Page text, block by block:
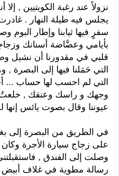
نزولاً عند رغبة الكويتيين ,
يجلس فيه طيلة النهار .
سفرٍ فيها ثيابنا وإطار البوم
بأيامي وعضَّاضة أسنانك
قلبي في مقدورنا أن نشيل
التي حَمَلنا فيها إلى البصرة
التي لم احسب لها حساب ...
وجهك و راسك وعنقك , خلعتُ
عيوننا وقال بصوت يائس إنها
في الطريق من البصرة إلى
على زجاج سيارة الأجرة وكان
وصلت إلى الفندق ,
رسالة مطوية في غلاف